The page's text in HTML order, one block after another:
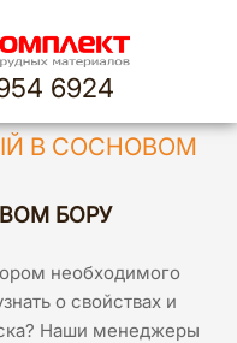
6924
В СОСНОВОМ
БОРУ
необходимого
о свойствах и
Наши менеджеры